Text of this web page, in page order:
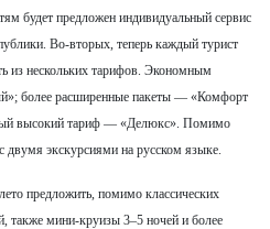
будет предложен индивидуальный сервис
Во-вторых, теперь каждый турист
из нескольких тарифов. Экономным
более расширенные пакеты — «Комфорт
высокий тариф — «Делюкс». Помимо
двумя экскурсиями на русском языке.
предложить, помимо классических
также мини-круизы 3–5 ночей и более